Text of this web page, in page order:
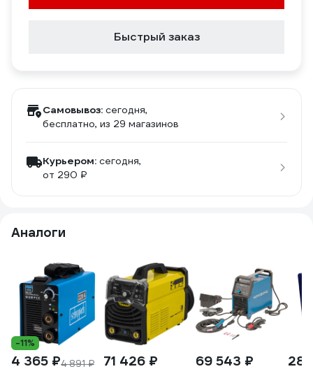
Быстрый заказ
Самовывоз: сегодня,
бесплатно, из 29 магазинов
Курьером: сегодня,
от 290 ₽
Аналоги
-11%
4 365 ₽4 891 ₽ 71 426 ₽ 69 543 ₽ 28